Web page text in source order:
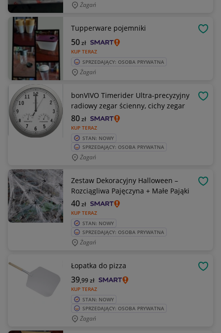
Żagań
Tupperware pojemniki
KUP TERAZ
50zł
SPRZEDAJĄCY: OSOBA PRYWATNA
Żagań
bonVIVO Timerider Ultra-precyzyjny
radiowy zegar ścienny, cichy zegar
KUP TERAZ
80zł
STAN: NOWY
SPRZEDAJĄCY: OSOBA PRYWATNA
Żagań
Zestaw Dekoracyjny Halloween –
Rozciągliwa Pajęczyna + Małe Pająki
KUP TERAZ
40zł
STAN: NOWY
SPRZEDAJĄCY: OSOBA PRYWATNA
Żagań
Łopatka do pizza
KUP TERAZ
39,99zł
STAN: NOWY
SPRZEDAJĄCY: OSOBA PRYWATNA
Żagań